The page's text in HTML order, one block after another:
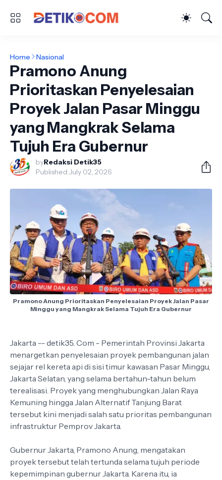
Home Nasional
Pramono Anung
Prioritaskan Penyelesaian
Proyek Jalan Pasar Minggu
yang Mangkrak Selama
Tujuh Era Gubernur
byRedaksi Detik35
Published:July 02, 2026
Pramono Anung Prioritaskan Penyelesaian Proyek Jalan Pasar
Minggu yang Mangkrak Selama Tujuh Era Gubernur
Jakarta -- detik35. Com - Pemerintah Provinsi Jakarta
menargetkan penyelesaian proyek pembangunan jalan
sejajar rel kereta api di sisi timur kawasan Pasar Minggu,
Jakarta Selatan, yang selama bertahun-tahun belum
terealisasi. Proyek yang menghubungkan Jalan Raya
Kemuning hingga Jalan Alternatif Tanjung Barat
tersebut kini menjadi salah satu prioritas pembangunan
infrastruktur Pemprov Jakarta.
Gubernur Jakarta, Pramono Anung, mengatakan
proyek tersebut telah tertunda selama tujuh periode
kepemimpinan gubernur Jakarta. Karena itu, ia